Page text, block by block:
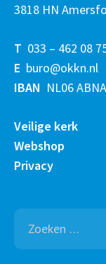
3818 HN
T 033 – 462 08
E buro@okkn.nl
IBAN NL06
Veilige kerk
Webshop
Privacy